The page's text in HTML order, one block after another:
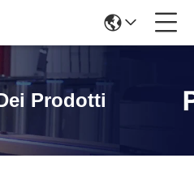
Prodotti